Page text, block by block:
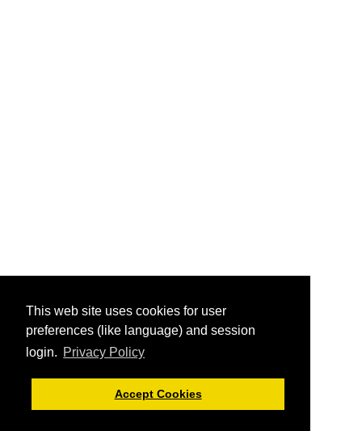
This web site uses cookies for user
preferences (like language) and session
login. Privacy Policy
Accept Cookies